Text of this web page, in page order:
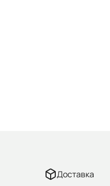
Доставка